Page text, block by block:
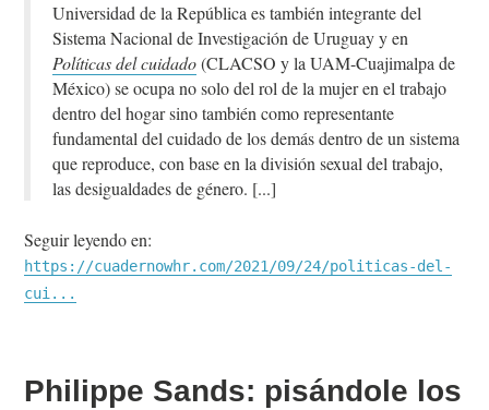
Universidad de la República es también integrante del
Sistema Nacional de Investigación de Uruguay y en
Políticas del cuidado(CLACSO y la UAM-Cuajimalpa de
México) se ocupa no solo del rol de la mujer en el trabajo
dentro del hogar sino también como representante
fundamental del cuidado de los demás dentro de un sistema
que reproduce, con base en la división sexual del trabajo,
las desigualdades de género.
Seguir leyendo en:
https://cuadernowhr.com/2021/09/24/politicas-del-
cui...
Philippe Sands: pisándole los